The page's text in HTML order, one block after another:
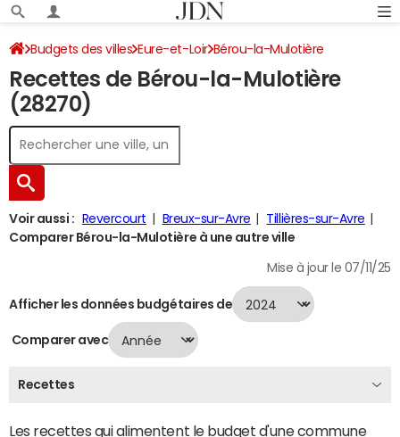
Budgets des villes Eure-et-Loir Bérou-la-Mulotière
Recettes 2024
Recettes de Bérou-la-Mulotière
(28270)
Voir aussi : Revercourt Breux-sur-Avre
Tillières-sur-Avre
Comparer Bérou-la-Mulotière à une autre ville
Mise à jour le 07/11/25
Afficher les données budgétaires de
Comparer avec
Recettes
Les recettes qui alimentent le budget d'une commune